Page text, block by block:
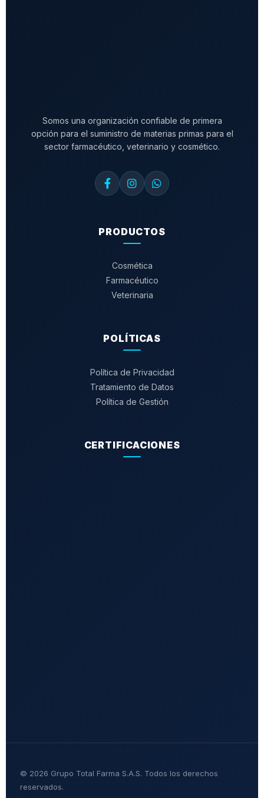
Somos una organización confiable de primera
opción para el suministro de materias primas para el
sector farmacéutico, veterinario y cosmético.
PRODUCTOS
Cosmética
Farmacéutico
Veterinaria
POLÍTICAS
Política de Privacidad
Tratamiento de Datos
Política de Gestión
CERTIFICACIONES
© 2026 Grupo Total Farma S.A.S. Todos los derechos
reservados.